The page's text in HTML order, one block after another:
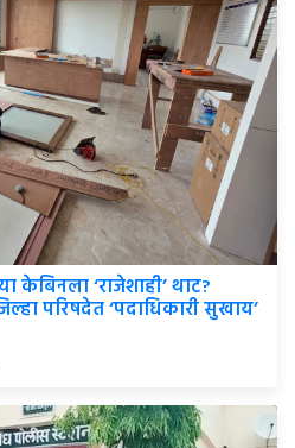
केबिनला ‘राजेशाही’ थाट?
परिषदेत ‘पदाधिकारी सुखाय’